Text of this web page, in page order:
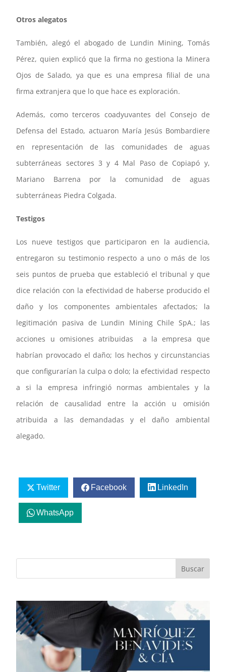
Otros alegatos
También, alegó el abogado de Lundin Mining, Tomás
Pérez, quien explicó que la firma no gestiona la Minera
Ojos de Salado, ya que es una empresa filial de una
firma extranjera que lo que hace es exploración.
Además, como terceros coadyuvantes del Consejo de
Defensa del Estado, actuaron María Jesús Bombardiere
en representación de las comunidades de aguas
subterráneas sectores 3 y 4 Mal Paso de Copiapó y,
Mariano Barrena por la comunidad de aguas
subterráneas Piedra Colgada.
Testigos
Los nueve testigos que participaron en la audiencia,
entregaron su testimonio respecto a uno o más de los
seis puntos de prueba que estableció el tribunal y que
dice relación con la efectividad de haberse producido el
daño y los componentes ambientales afectados; la
legitimación pasiva de Lundin Mining Chile SpA.; las
acciones u omisiones atribuidas a la empresa que
habrían provocado el daño; los hechos y circunstancias
que configurarían la culpa o dolo; la efectividad respecto
a si la empresa infringió normas ambientales y la
relación de causalidad entre la acción u omisión
atribuida a las demandadas y el daño ambiental
alegado.
Twitter Facebook LinkedIn
WhatsApp